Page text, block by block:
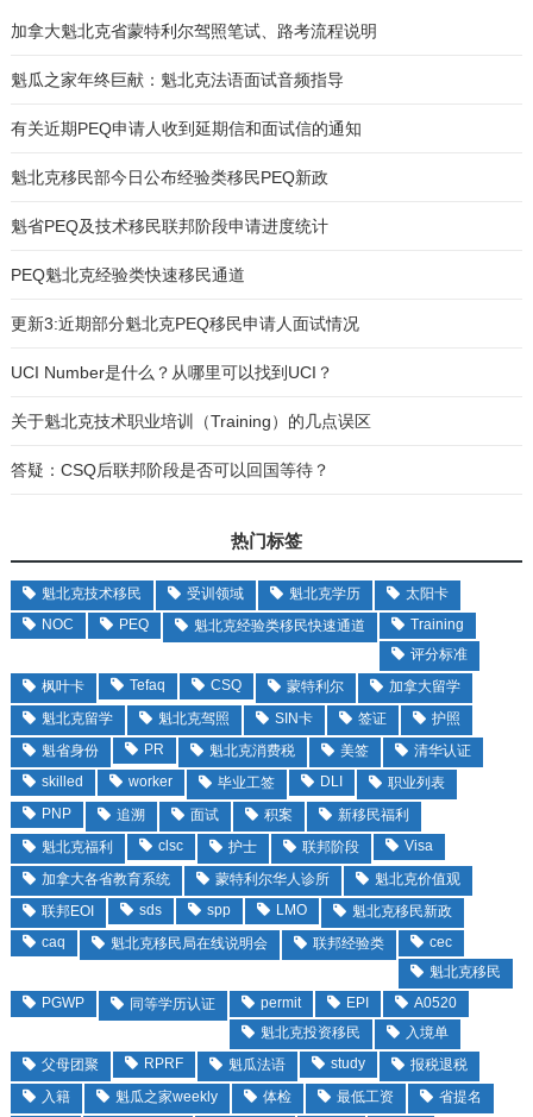
加拿大魁北克省蒙特利尔驾照笔试、路考流程说明
魁瓜之家年终巨献：魁北克法语面试音频指导
有关近期PEQ申请人收到延期信和面试信的通知
魁北克移民部今日公布经验类移民PEQ新政
魁省PEQ及技术移民联邦阶段申请进度统计
PEQ魁北克经验类快速移民通道
更新3:近期部分魁北克PEQ移民申请人面试情况
UCI Number是什么？从哪里可以找到UCI？
关于魁北克技术职业培训（Training）的几点误区
答疑：CSQ后联邦阶段是否可以回国等待？
热门标签
魁北克技术移民 受训领域 魁北克学历
太阳卡
NOC
PEQ 魁北克经验类移民快速通道
Training
评分标准
枫叶卡
Tefaq CSQ 蒙特利尔
加拿大留学
魁北克留学
魁北克驾照 SIN卡 签证
护照
魁省身份
PR 魁北克消费税 美签
清华认证
skilled
worker 毕业工签 DLI
职业列表
PNP
追溯 面试 积案
新移民福利
魁北克福利
clsc 护士 联邦阶段
Visa
加拿大各省教育系统
蒙特利尔华人诊所
魁北克价值观
联邦EOI
sds spp LMO
魁北克移民新政
caq
魁北克移民局在线说明会 联邦经验类
cec
魁北克移民
PGWP
同等学历认证 permit EPI
A0520
魁北克投资移民
入境单
父母团聚
RPRF 魁瓜法语 study
报税退税
入籍
魁瓜之家weekly 体检 最低工资
省提名